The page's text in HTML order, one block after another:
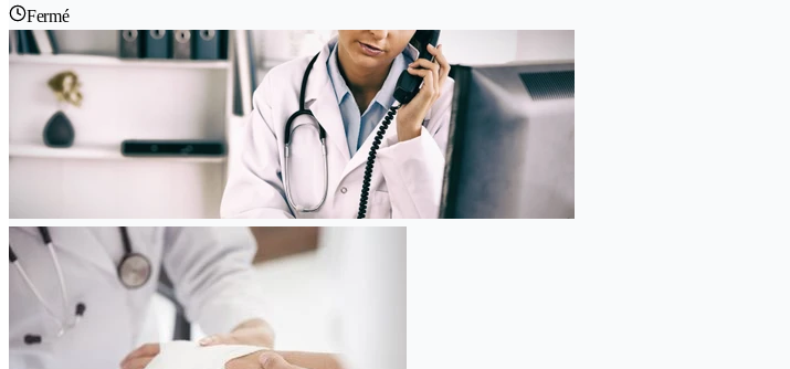
Fermé